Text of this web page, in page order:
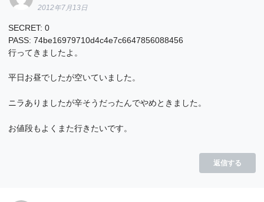
2012年7月13日
SECRET: 0
PASS: 74be16979710d4c4e7c6647856088456
行ってきましたよ。
平日お昼でしたが空いていました。
ニラありましたが辛そうだったんでやめときました。
お値段もよくまた行きたいです。
返信する